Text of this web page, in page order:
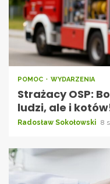
POMOC WYDARZENIA
Strażacy OSP:
ludzi, ale i
Radosław Sokołowski 8